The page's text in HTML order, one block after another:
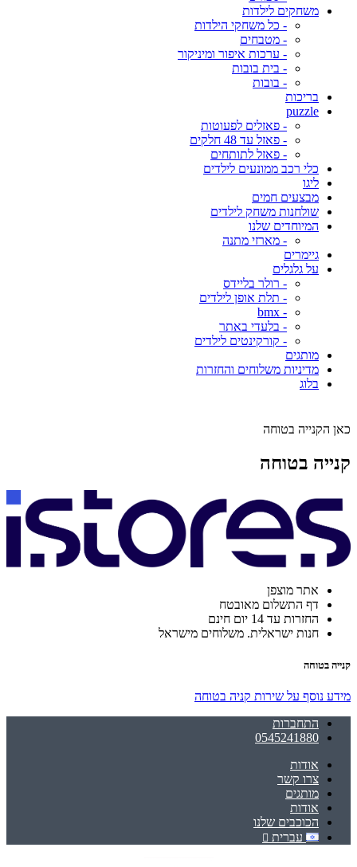
משחקים לילדות
- כל משחקי הילדות
- מטבחים
- ערכות איפור ומיניקור
- בית בובות
- בובות
בריכות
puzzle
- פאזלים לפעוטות
- פאזל עד 48 חלקים
- פאזל לתותחים
כלי רכב ממונעים לילדים
ליגו
מבצעים חמים
שולחנות משחק לילדים
המיוחדים שלנו
- מארזי מתנה
גיימרים
על גלגלים
- רולר בליידס
- תלת אופן לילדים
- bmx
- בלעדי באתר
- קורקינטים לילדים
מותגים
מדיניות משלוחים והחזרות
בלוג
כאן הקנייה בטוחה
קנייה בטוחה
אתר מוצפן
דף התשלום מאובטח
החזרות עד 14 יום חינם
חנות ישראלית. משלוחים מישראל
קנייה בטוחה
מידע נוסף על שירות קניה בטוחה
התחברות
0545241880
אודות
צרו קשר
מותגים
אודות
הכוכבים שלנו
עברית